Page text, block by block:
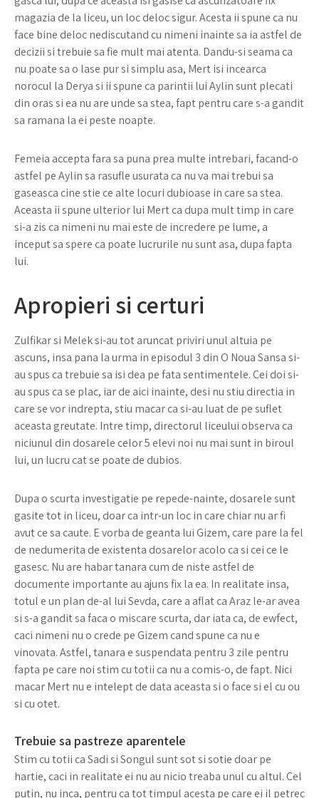
magazia de la liceu, un loc deloc sigur. Acesta ii spune ca nu
face bine deloc nediscutand cu nimeni inainte sa ia astfel de
decizii si trebuie sa fie mult mai atenta. Dandu-si seama ca
nu poate sa o lase pur si simplu asa, Mert isi incearca
norocul la Derya si ii spune ca parintii lui Aylin sunt plecati
din oras si ea nu are unde sa stea, fapt pentru care s-a gandit
sa ramana la ei peste noapte.
Femeia accepta fara sa puna prea multe intrebari, facand-o
astfel pe Aylin sa rasufle usurata ca nu va mai trebui sa
gaseasca cine stie ce alte locuri dubioase in care sa stea.
Aceasta ii spune ulterior lui Mert ca dupa mult timp in care
si-a zis ca nimeni nu mai este de incredere pe lume, a
inceput sa spere ca poate lucrurile nu sunt asa, dupa fapta
lui.
Apropieri si certuri
Zulfikar si Melek si-au tot aruncat priviri unul altuia pe
ascuns, insa pana la urma in episodul 3 din O Noua Sansa si-
au spus ca trebuie sa isi dea pe fata sentimentele. Cei doi si-
au spus ca se plac, iar de aici inainte, desi nu stiu directia in
care se vor indrepta, stiu macar ca si-au luat de pe suflet
aceasta greutate. Intre timp, directorul liceului observa ca
niciunul din dosarele celor 5 elevi noi nu mai sunt in biroul
lui, un lucru cat se poate de dubios.
Dupa o scurta investigatie pe repede-nainte, dosarele sunt
gasite tot in liceu, doar ca intr-un loc in care chiar nu ar fi
avut ce sa caute. E vorba de geanta lui Gizem, care pare la fel
de nedumerita de existenta dosarelor acolo ca si cei ce le
gasesc. Nu are habar tanara cum de niste astfel de
documente importante au ajuns fix la ea. In realitate insa,
totul e un plan de-al lui Sevda, care a aflat ca Araz le-ar avea
si s-a gandit sa faca o miscare scurta, dar iata ca, de ewfect,
caci nimeni nu o crede pe Gizem cand spune ca nu e
vinovata. Astfel, tanara e suspendata pentru 3 zile pentru
fapta pe care noi stim cu totii ca nu a comis-o, de fapt. Nici
macar Mert nu e intelept de data aceasta si o face si el cu ou
si cu otet.
Trebuie sa pastreze aparentele
Stim cu totii ca Sadi si Songul sunt sot si sotie doar pe
hartie, caci in realitate ei nu au nicio treaba unul cu altul. Cel
putin, nu inca, pentru ca tot timpul acesta pe care ei il petrec